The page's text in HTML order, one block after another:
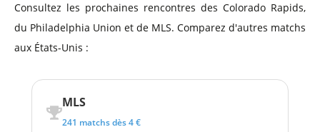
Consultez les prochaines rencontres des Colorado Rapids,
du Philadelphia Union et de MLS. Comparez d'autres matchs
aux États-Unis :
MLS
241 matchs dès 4 €